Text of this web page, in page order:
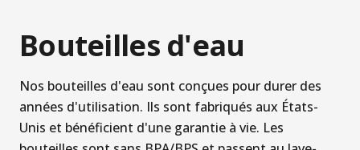
Bouteilles d'eau
Nos bouteilles d'eau sont conçues pour durer des
années d'utilisation. Ils sont fabriqués aux États-
Unis et bénéficient d'une garantie à vie. Les